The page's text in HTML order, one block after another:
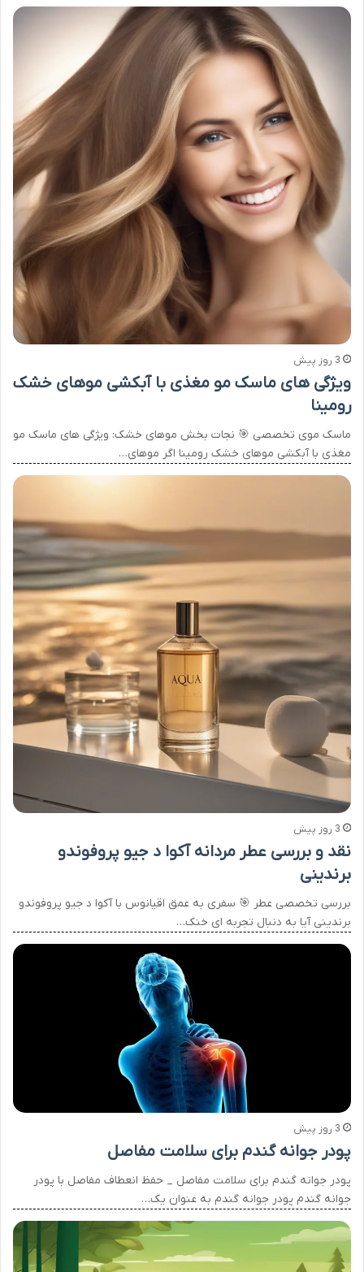
3 روز پیش
ویژگی های ماسک مو مغذی با آبکشی موهای خشک
رومینا
ماسک موی تخصصی 🎯 نجات بخش موهای خشک: ویژگی های ماسک مو
مغذی با آبکشی موهای خشک رومینا اگر موهای…
3 روز پیش
نقد و بررسی عطر مردانه آکوا د جیو پروفوندو
برندینی
بررسی تخصصی عطر 🎯 سفری به عمق اقیانوس با آکوا د جیو پروفوندو
برندینی آیا به دنبال تجربه ای خنک…
3 روز پیش
پودر جوانه گندم برای سلامت مفاصل
پودر جوانه گندم برای سلامت مفاصل _ حفظ انعطاف مفاصل با پودر
جوانه گندم پودر جوانه گندم به عنوان یک…